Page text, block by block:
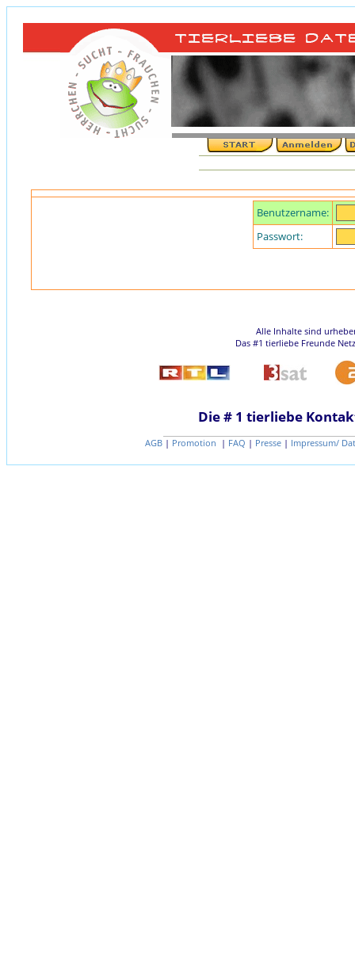
Benutzername:
Passwort:
Alle Inhalte sind
Das #1 tierliebe Freunde
Die # 1 tierliebe
AGB | Promotion | FAQ | Presse | Impressum/